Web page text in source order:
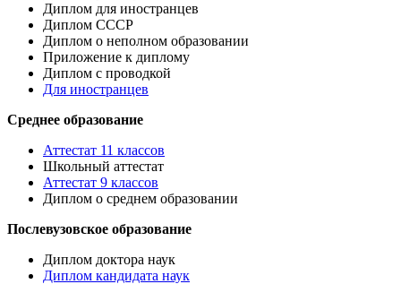
Диплом для иностранцев
Диплом СССР
Диплом о неполном образовании
Приложение к диплому
Диплом с проводкой
Для иностранцев
Среднее образование
Аттестат 11 классов
Школьный аттестат
Аттестат 9 классов
Диплом о среднем образовании
Послевузовское образование
Диплом доктора наук
Диплом кандидата наук